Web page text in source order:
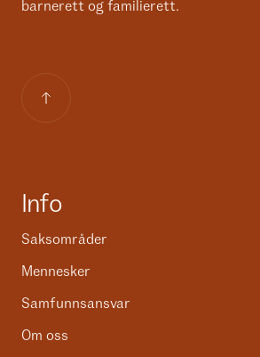
barnerett og familierett.
Info
Saksområder
Mennesker
Samfunnsansvar
Om oss